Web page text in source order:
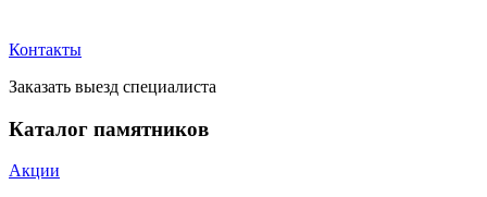
Контакты
Заказать выезд специалиста
Каталог памятников
Акции